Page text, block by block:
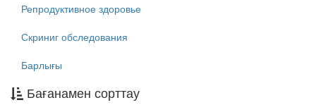
Репродуктивное здоровье
Скриниг обследования
Барлығы
Бағанамен сорттау